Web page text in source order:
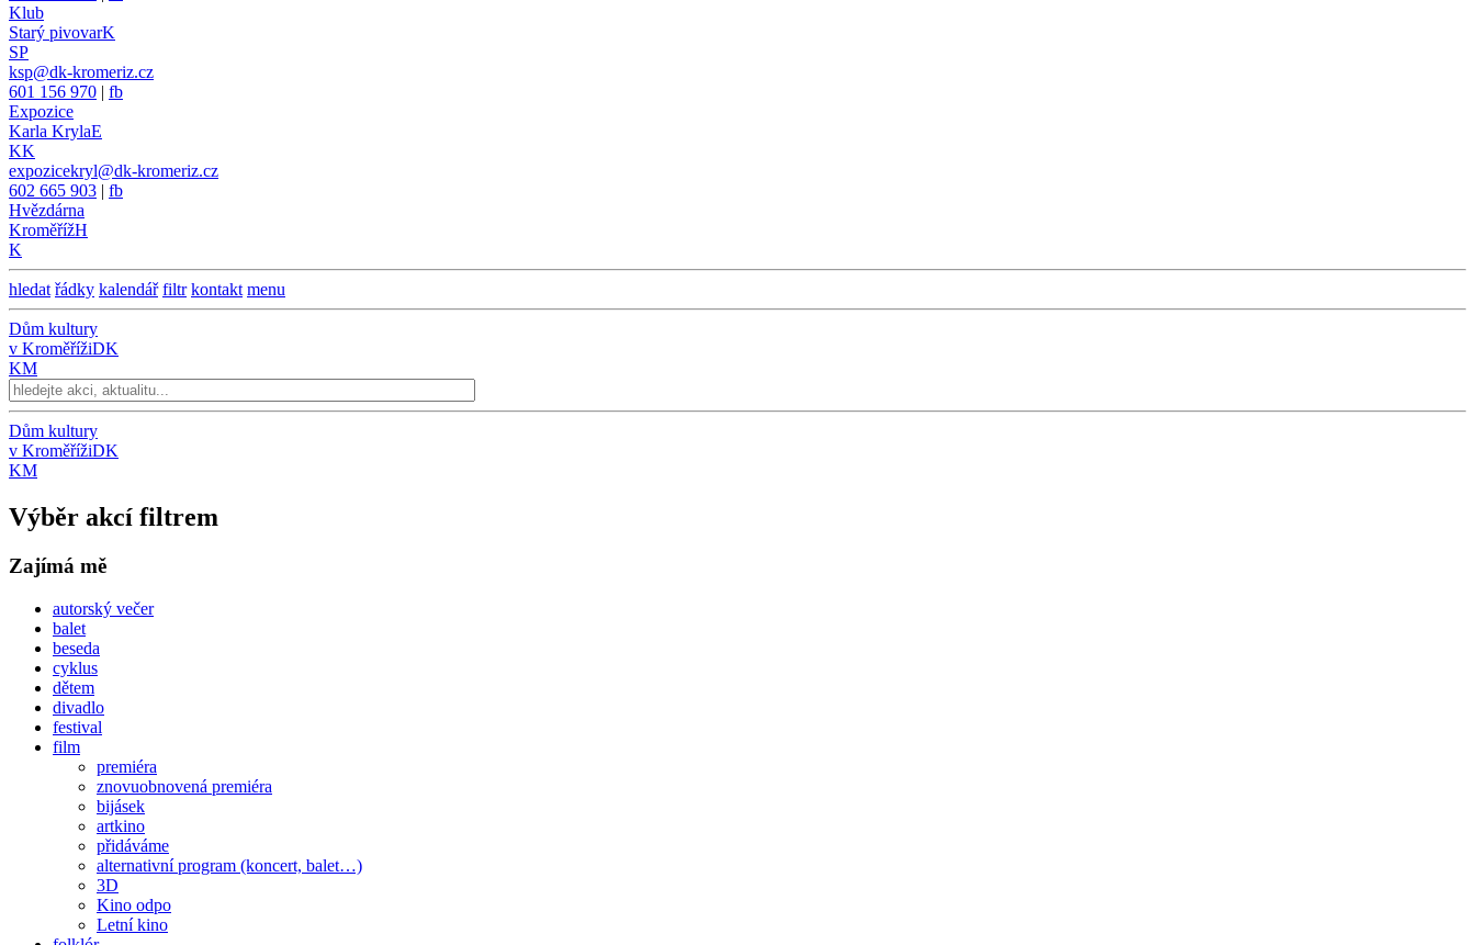
Klub
Starý pivovarK
SP
ksp@dk-kromeriz.cz
601 156 970 | fb
Expozice
Karla KrylaE
KK
expozicekryl@dk-kromeriz.cz
602 665 903 | fb
Hvězdárna
KroměřížH
K
hledat řádky kalendář filtr kontakt menu
Dům kultury
v KroměřížiDK
KM
Dům kultury
v KroměřížiDK
KM
Výběr akcí filtrem
Zajímá mě
autorský večer
balet
beseda
cyklus
dětem
divadlo
festival
film
premiéra
znovuobnovená premiéra
bijásek
artkino
přidáváme
alternativní program (koncert, balet…)
3D
Kino odpo
Letní kino